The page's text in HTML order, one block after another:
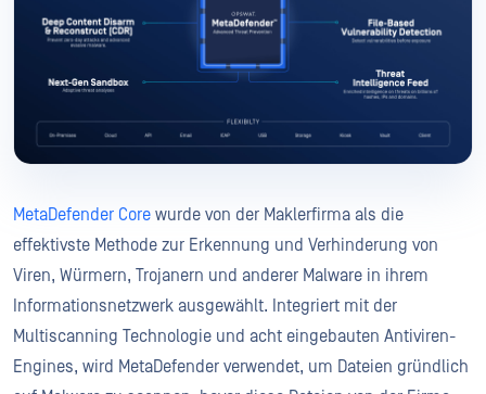
MetaDefender Core wurde von der Maklerfirma als die
effektivste Methode zur Erkennung und Verhinderung von
Viren, Würmern, Trojanern und anderer Malware in ihrem
Informationsnetzwerk ausgewählt. Integriert mit der
Multiscanning Technologie und acht eingebauten Antiviren-
Engines, wird MetaDefender verwendet, um Dateien gründlich